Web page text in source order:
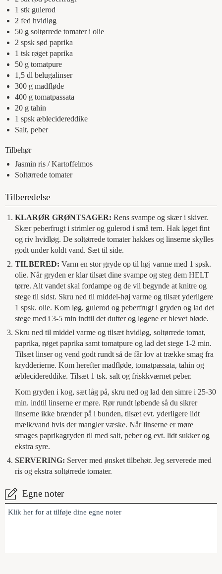
1 stk gulerod
2 fed hvidløg
50 g soltørrede tomater i olie
2 spsk sød paprika
1 tsk røget paprika
50 g tomatpure
1,5 dl belugalinser
300 g madfløde
400 g tomatpassata
20 g tahin
1 spsk æblecidereddike
Salt, peber
Tilbehør
Jasmin ris / Kartoffelmos
Soltørrede tomater
Tilberedelse
KLARØR GRØNTSAGER: Rens svampe og skær i skiver.
Skær peberfrugt i strimler og gulerod i små tern. Hak løget fint
og riv hvidløg. De soltørrede tomater hakkes og linserne skylles
godt under koldt vand. Sæt til side.
TILBERED: Varm en stor gryde op til høj varme med 1 spsk.
olie. Når gryden er klar tilsæt dine svampe og steg dem HELT
tørre. Alt vandet skal fordampe og de vil begynde at knitre og
stege til sidst. Skru ned til middel-høj varme og tilsæt yderligere
1 spsk. olie. Kom løg, gulerod og peberfrugt i gryden og lad det
stege med i 3-5 min indtil det dufter og løgene er blevet bløde.
Skru ned til middel varme og tilsæt hvidløg, soltørrede tomat,
paprika, røget paprika samt tomatpure og lad det stege 1-2 min.
Tilsæt linser og vend godt rundt så de får lov at trække smag fra
krydderierne. Kom herefter madfløde, tomatpassata, tahin og
æblecidereddike. Tilsæt 1 tsk. salt og friskkværnet peber.
Kom gryden i kog, sæt låg på, skru ned og lad den simre i 25-30
min. indtil linserne er møre. Rør rundt løbende så du sikrer
linserne ikke brænder på i bunden, tilsæt evt. yderligere lidt
mælk/vand hvis der mangler væske. Når linserne er møre
smages paprikagryden til med salt, peber og evt. lidt sukker og
ekstra syre.
SERVERING: Server med ønsket tilbehør. Jeg serverede med
ris og ekstra soltørrede tomater.
Egne noter
Klik her for at tilføje dine egne noter